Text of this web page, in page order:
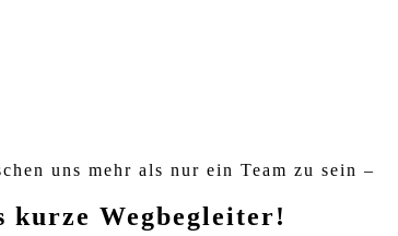
uns mehr als nur ein Team zu sein –
kurze Wegbegleiter!